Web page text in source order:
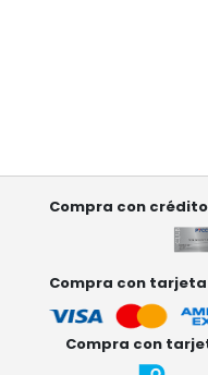
Compra con
Compra con
Compra con